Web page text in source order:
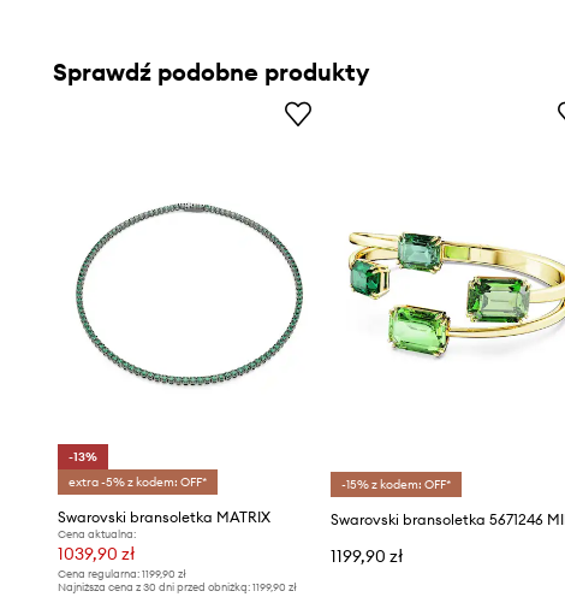
Sprawdź podobne produkty
-13%
extra -5% z kodem: OFF*
Swarovski bransoletka MATRIX
Cena aktualna:
1039,90 zł
Cena regularna: 1199,90 zł
Najniższa cena z 30 dni przed obniżką: 1199,90 zł
-15% z kodem: OFF*
1199,90 zł